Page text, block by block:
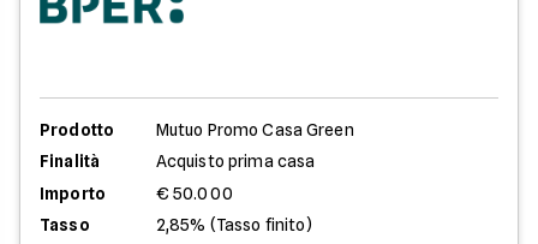
Prodotto
Mutuo Promo Casa Green
Finalità
Acquisto prima casa
Importo
€ 50.000
Tasso
2,85% (Tasso finito)